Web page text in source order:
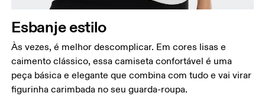
Esbanje estilo
Às vezes, é melhor descomplicar. Em cores lisas e
caimento clássico, essa camiseta confortável é uma
peça básica e elegante que combina com tudo e vai virar
figurinha carimbada no seu guarda-roupa.